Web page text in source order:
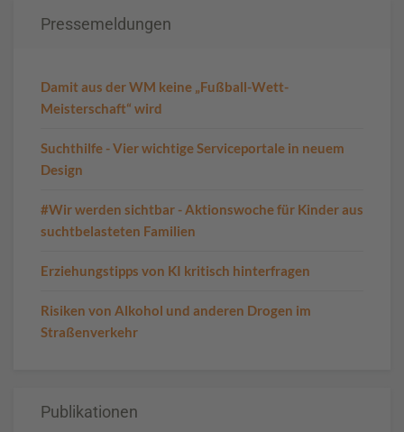
Pressemeldungen
Damit aus der WM keine „Fußball-Wett-
Meisterschaft“ wird
Suchthilfe - Vier wichtige Serviceportale in neuem
Design
#Wir werden sichtbar - Aktionswoche für Kinder aus
suchtbelasteten Familien
Erziehungstipps von KI kritisch hinterfragen
Risiken von Alkohol und anderen Drogen im
Straßenverkehr
Publikationen